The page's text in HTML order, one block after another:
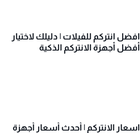
افضل انتركم للفيلات | دليلك لاختيار
أفضل أجهزة الانتركم الذكية
اسعار الانتركم | أحدث أسعار أجهزة